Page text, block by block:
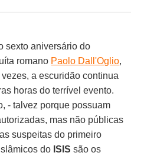
sexto aniversário do
romano Paolo Dall'Oglio,
a escuridão continua
horas do terrível evento.
- talvez porque possuam
mas não públicas
suspeitas do primeiro
do ISIS são os